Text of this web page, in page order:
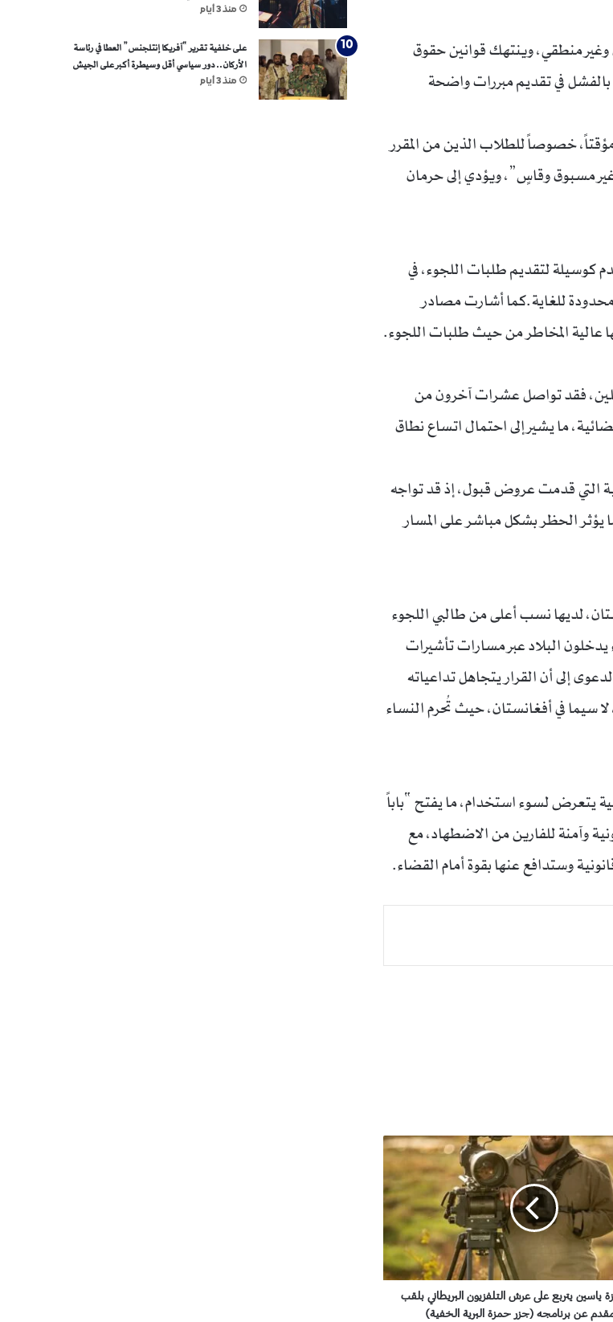
وغير منطقي، وينتهك قوانين حقوق
بالفشل في تقديم مبررات واضحة
خصوصاً للطلاب الذين من المقرر
مسبوق وقاسٍ”، ويؤدي إلى حرمان
كوسيلة لتقديم طلبات اللجوء، في
محدودة للغاية.كما أشارت مصادر
عالية المخاطر من حيث طلبات اللجوء.
فقد تواصل عشرات آخرون من
ما يشير إلى احتمال اتساع نطاق
التي قدمت عروض قبول، إذ قد تواجه
يؤثر الحظر بشكل مباشر على المسار
لديها نسب أعلى من طالبي اللجوء
لجوء يدخلون البلاد عبر مسارات تأشيرات
إلى أن القرار يتجاهل تداعياته
سيما في أفغانستان، حيث تُحرم النساء
يتعرض لسوء استخدام، ما يفتح “باباً
وآمنة للفارين من الاضطهاد، مع
وستدافع عنها بقوة أمام القضاء.
ياسين يتربع على عرش التلفزيون البريطاني بلقب
عن برنامجه (جزر حمزة البرية الخفية)
منذ 3 أيام
على خلفية تقرير “آفريكا إنتلجنس” العطا في رئاسة
الأركان.. دور سياسي أقل وسيطرة أكبر على الجيش
منذ 3 أيام